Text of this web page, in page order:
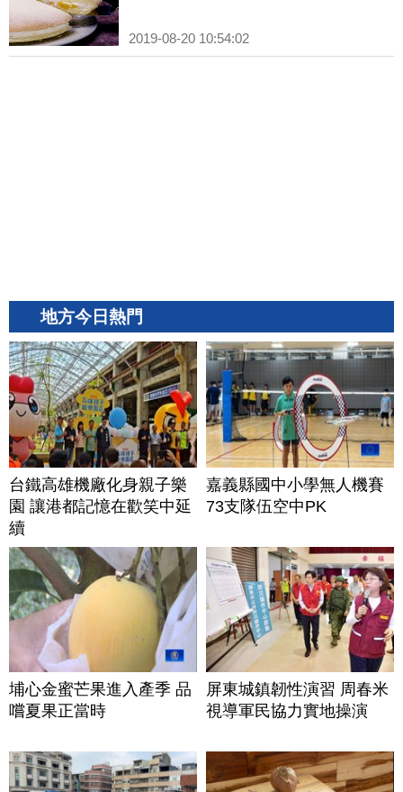
2019-08-20 10:54:02
地方今日熱門
台鐵高雄機廠化身親子樂
園 讓港都記憶在歡笑中延
續
嘉義縣國中小學無人機賽
73支隊伍空中PK
埔心金蜜芒果進入產季 品
嚐夏果正當時
屏東城鎮韌性演習 周春米
視導軍民協力實地操演